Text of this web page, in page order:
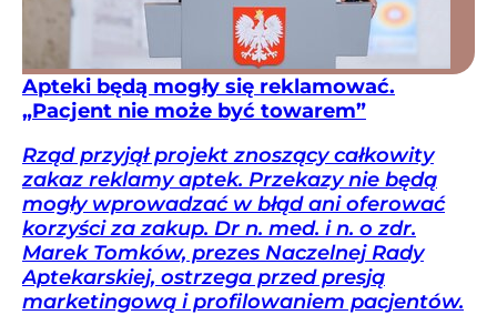
Apteki będą mogły się reklamować.
„Pacjent nie może być towarem”
Rząd przyjął projekt znoszący całkowity
zakaz reklamy aptek. Przekazy nie będą
mogły wprowadzać w błąd ani oferować
korzyści za zakup. Dr n. med. i n. o zdr.
Marek Tomków, prezes Naczelnej Rady
Aptekarskiej, ostrzega przed presją
marketingową i profilowaniem pacjentów.